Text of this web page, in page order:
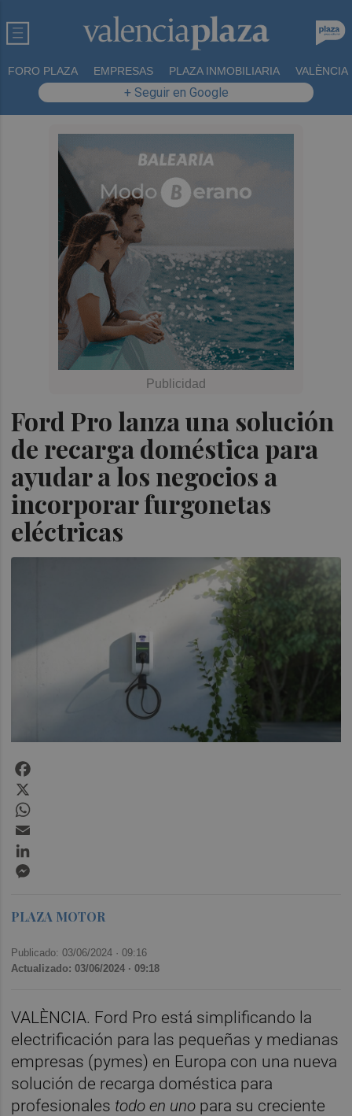
FORO PLAZA EMPRESAS PLAZA INMOBILIARIA VALÈNCIA
+ Seguir en Google
Ford Pro lanza una solución
de recarga doméstica para
ayudar a los negocios a
incorporar furgonetas
eléctricas
PLAZA MOTOR
Publicado: 03/06/2024 ·09:16
Actualizado: 03/06/2024 · 09:18
VALÈNCIA. Ford Pro está simplificando la
electrificación para las pequeñas y medianas
empresas (pymes) en Europa con una nueva
solución de recarga doméstica para
profesionales todo en uno para su creciente